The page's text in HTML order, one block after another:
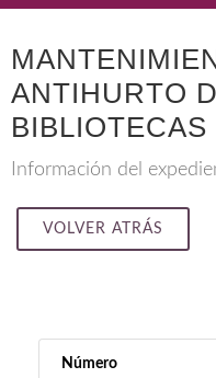
ANTIHURTO
Información del
VOLVER ATRÁS
Número